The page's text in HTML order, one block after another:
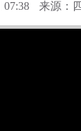
07:38 来源：